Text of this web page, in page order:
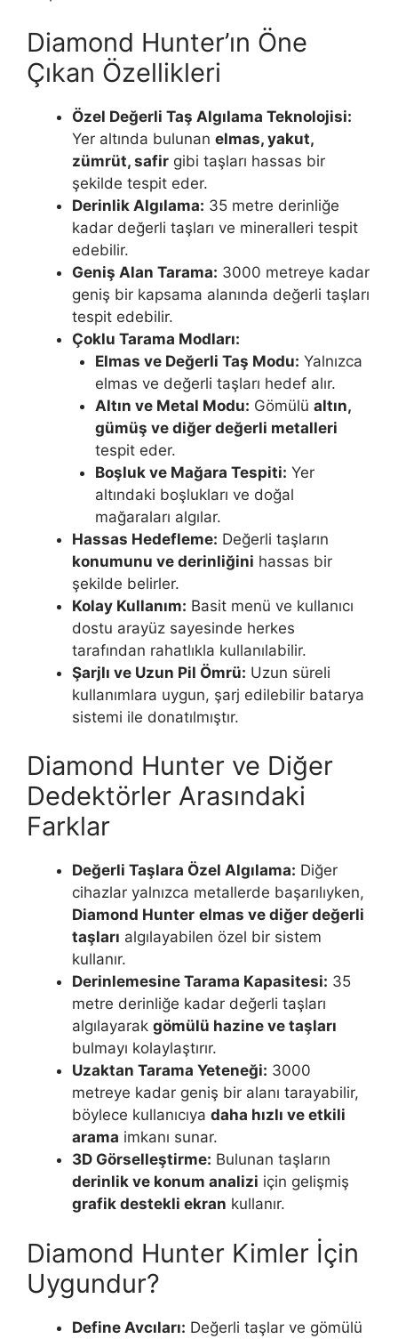
Diamond Hunter’ın Öne
Çıkan Özellikleri
Özel Değerli Taş Algılama Teknolojisi:
Yer altında bulunan elmas, yakut,
zümrüt, safir gibi taşları hassas bir
şekilde tespit eder.
Derinlik Algılama: 35 metre derinliğe
kadar değerli taşları ve mineralleri tespit
edebilir.
Geniş Alan Tarama: 3000 metreye kadar
geniş bir kapsama alanında değerli taşları
tespit edebilir.
Çoklu Tarama Modları:
Elmas ve Değerli Taş Modu: Yalnızca
elmas ve değerli taşları hedef alır.
Altın ve Metal Modu: Gömülü altın,
gümüş ve diğer değerli metalleri
tespit eder.
Boşluk ve Mağara Tespiti: Yer
altındaki boşlukları ve doğal
mağaraları algılar.
Hassas Hedefleme: Değerli taşların
konumunu ve derinliğini hassas bir
şekilde belirler.
Kolay Kullanım: Basit menü ve kullanıcı
dostu arayüz sayesinde herkes
tarafından rahatlıkla kullanılabilir.
Şarjlı ve Uzun Pil Ömrü: Uzun süreli
kullanımlara uygun, şarj edilebilir batarya
sistemi ile donatılmıştır.
Diamond Hunter ve Diğer
Dedektörler Arasındaki
Farklar
Değerli Taşlara Özel Algılama: Diğer
cihazlar yalnızca metallerde başarılıyken,
Diamond Hunter elmas ve diğer değerli
taşları algılayabilen özel bir sistem
kullanır.
Derinlemesine Tarama Kapasitesi: 35
metre derinliğe kadar değerli taşları
algılayarak gömülü hazine ve taşları
bulmayı kolaylaştırır.
Uzaktan Tarama Yeteneği: 3000
metreye kadar geniş bir alanı tarayabilir,
böylece kullanıcıya daha hızlı ve etkili
arama imkanı sunar.
3D Görselleştirme: Bulunan taşların
derinlik ve konum analizi için gelişmiş
grafik destekli ekran kullanır.
Diamond Hunter Kimler İçin
Uygundur?
Define Avcıları: Değerli taşlar ve gömülü